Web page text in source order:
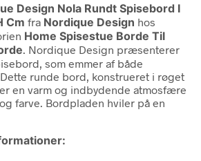
Design Nola Rundt Spisebord I
Cm fra Nordique Design hos
Home Spisestue Borde Til
. Nordique Design præsenterer
som emmer af både
runde bord, konstrueret i røget
en varm og indbydende atmosfære
farve. Bordpladen hviler på en